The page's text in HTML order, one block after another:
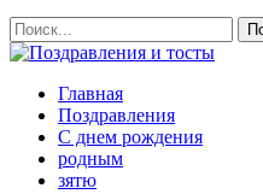
Главная
Поздравления
С днем рождения
родным
зятю